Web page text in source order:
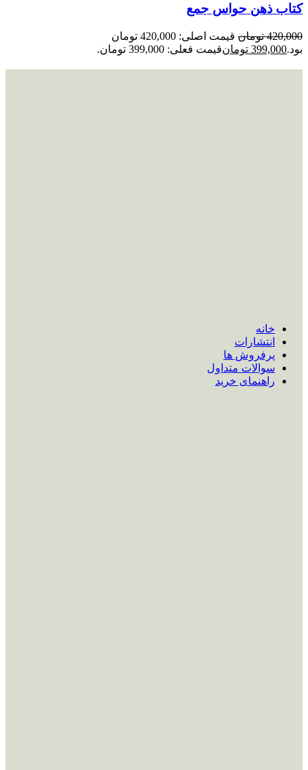
کتاب ذهن حواس جمع
420,000 تومان
قیمت اصلی: 420,000 تومان
بود.399,000 تومانقیمت فعلی: 399,000 تومان.
خانه
انتشارات
پرفروش ها
سوالات متداول
راهنمای خرید